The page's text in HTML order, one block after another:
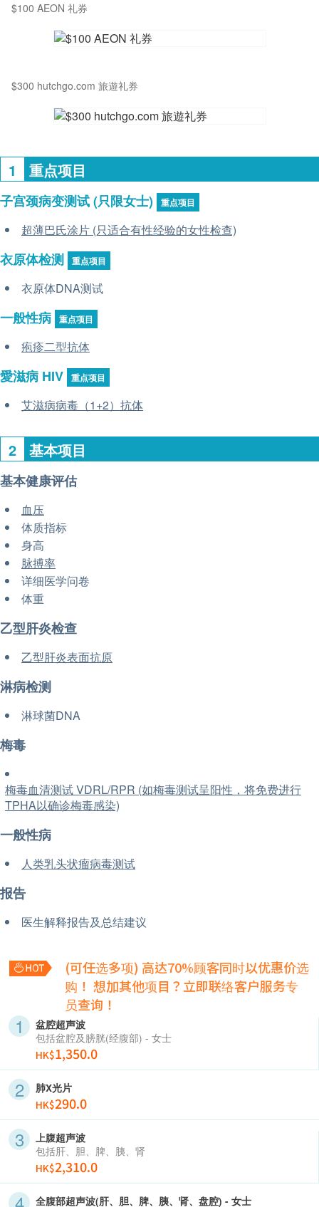
$100 AEON 礼券
$300 hutchgo.com 旅遊礼券
1 重点项目
子宫颈病变测试 (只限女士) 重点项目
超薄巴氏涂片 (只适合有性经验的女性检查)
衣原体检测 重点项目
衣原体DNA测试
一般性病 重点项目
疱疹二型抗体
愛滋病 HIV 重点项目
艾滋病病毒（1+2）抗体
2 基本项目
基本健康评估
血压
体质指标
身高
脉搏率
详细医学问卷
体重
乙型肝炎检查
乙型肝炎表面抗原
淋病检测
淋球菌DNA
梅毒
梅毒血清测试 VDRL/RPR (如梅毒测试呈阳性，将免费进行
TPHA以确诊梅毒感染)
一般性病
人类乳头状瘤病毒测试
报告
医生解释报告及总结建议
(可任选多项) 高达70%顾客同时以优惠价选
购！ 想加其他项目？立即联络客户服务专
员查询！
盆腔超声波
包括盆腔及膀胱(经腹部) - 女士
HK$1,350.0
肺X光片
HK$290.0
上腹超声波
包括肝、胆、脾、胰、肾
HK$2,310.0
全腹部超声波(肝、胆、脾、胰、肾、盘腔) - 女士